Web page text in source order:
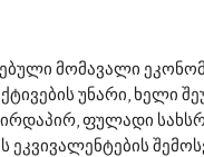
უნარი, ხელი
ფულადი
ეკვივალენტების